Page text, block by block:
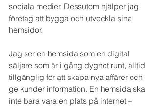
sociala medier. Dessutom hjälper jag
företag att bygga och utveckla sina
hemsidor.
Jag ser en hemsida som en digital
säljare som är i gång dygnet runt, alltid
tillgänglig för att skapa nya affärer och
ge kunder information. En hemsida ska
inte bara vara en plats på internet –